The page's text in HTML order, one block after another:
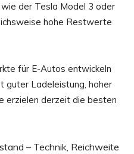
der Tesla Model 3 oder
hohe Restwerte
für E-Autos entwickeln
guter Ladeleistung, hoher
erzielen derzeit die besten
– Technik, Reichweite